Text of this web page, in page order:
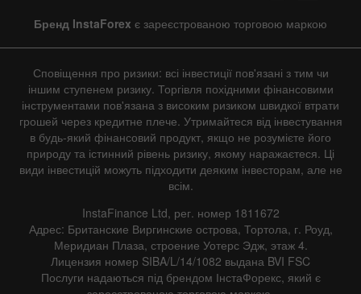
Бренд InstaForex є зареєстрованою торговою маркою
Сповіщення про ризики: всі інвестиції пов'язані з тим чи
іншим ступенем ризику. Торгівля похідними фінансовими
інструментами пов'язана з високим ризиком швидкої втрати
грошей через кредитне плече. Утримайтеся від інвестування
в будь-який фінансовий продукт, якщо не розумієте його
природу та істинний рівень ризику, якому наражаєтеся. Ці
види інвестицій можуть підходити деяким інвесторам, але не
всім.
InstaFinance Ltd, рег. номер 1811672
Адрес: Британские Виргинские острова, Тортола, г. Роуд,
Меридиан Плаза, строение Уотерс Эдж, этаж 4.
Лицензия номер SIBA/L/14/1082 выдана BVI FSC
Послуги надаються під брендом ІнстаФорекс, який є